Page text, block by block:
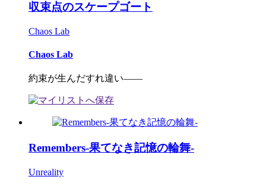
収束点のスケープゴート
Chaos Lab
Chaos Lab
約束が生んだすれ違い――
Remembers-果てなき記憶の輪舞-
Unreality